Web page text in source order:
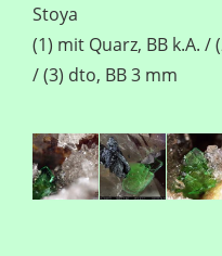
Stoya
(1) mit Quarz, BB k.A. /
/ (3) dto, BB 3 mm